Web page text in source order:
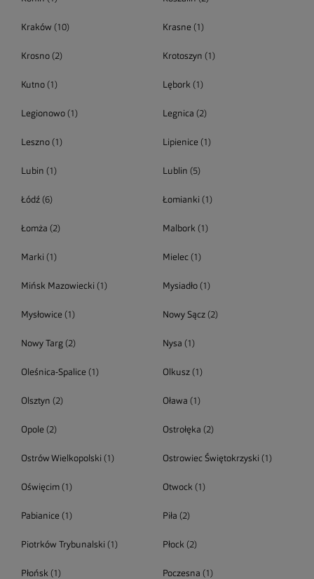
Kraków (10) Krasne (1)
Krosno (2) Krotoszyn (1)
Kutno (1) Lębork(1)
Legionowo (1) Legnica (2)
Leszno (1) Lipienice (1)
Lubin (1) Lublin (5)
Łódź (6) Łomianki (1)
Łomża (2) Malbork(1)
Marki (1) Mielec(1)
Mińsk Mazowiecki (1) Mysiadło(1)
Mysłowice (1) Nowy Sącz(2)
Nowy Targ (2) Nysa (1)
Oleśnica-Spalice (1) Olkusz(1)
Olsztyn (2) Oława (1)
Opole (2) Ostrołęka (2)
Ostrów Wielkopolski (1) Ostrowiec Świętokrzyski (1)
Oświęcim (1) Otwock(1)
Pabianice (1) Piła (2)
Piotrków Trybunalski (1) Płock(2)
Płońsk (1) Poczesna (1)